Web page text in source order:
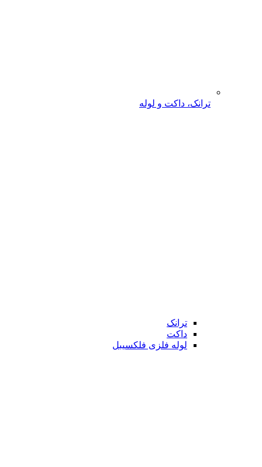
ترانک، داکت و لوله
ترانک
داکت
لوله فلزی فلکسیبل